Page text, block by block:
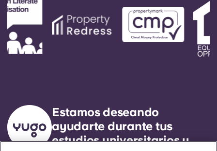
Estamos deseando
ayudarte durante tus
estudios universitarios y